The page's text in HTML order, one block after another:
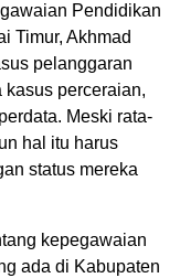
Pendidikan
Timur, Akhmad
pelanggaran
perceraian,
Meski rata-
hal itu harus
status mereka
kepegawaian
ada di Kabupaten